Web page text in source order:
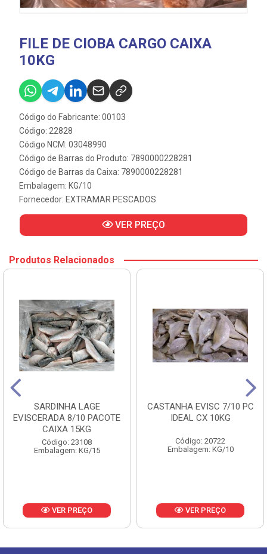
FILE DE CIOBA CARGO CAIXA
10KG
Código do Fabricante: 00103
Código: 22828
Código NCM: 03048990
Código de Barras do Produto: 7890000228281
Código de Barras da Caixa: 7890000228281
Embalagem: KG/10
Fornecedor: EXTRAMAR PESCADOS
VER PREÇO
Produtos Relacionados
SARDINHA LAGE
EVISCERADA 8/10 PACOTE
CAIXA 15KG
Código: 23108
Embalagem: KG/15
VER PREÇO
CASTANHA EVISC 7/10 PC
IDEAL CX 10KG
Código: 20722
Embalagem: KG/10
VER PREÇO